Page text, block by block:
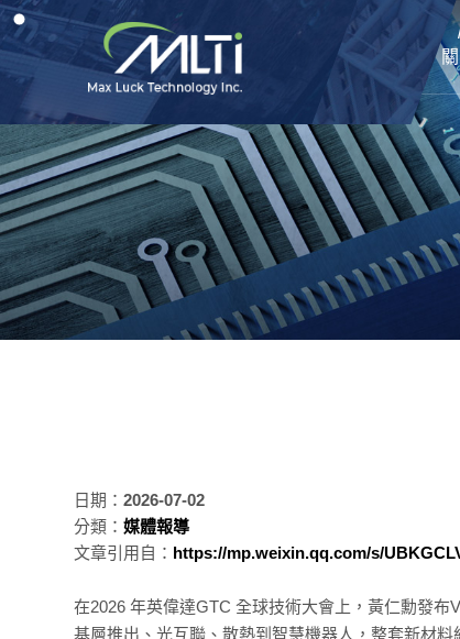
日期：2026-07-02
分類：媒體報導
文章引用自： https://mp.weixin.qq.com/s/
在2026 年英偉達GTC 全球技術大會上，黃仁勳發
基層推出、光互聯、散熱到智慧機器人，整套新材